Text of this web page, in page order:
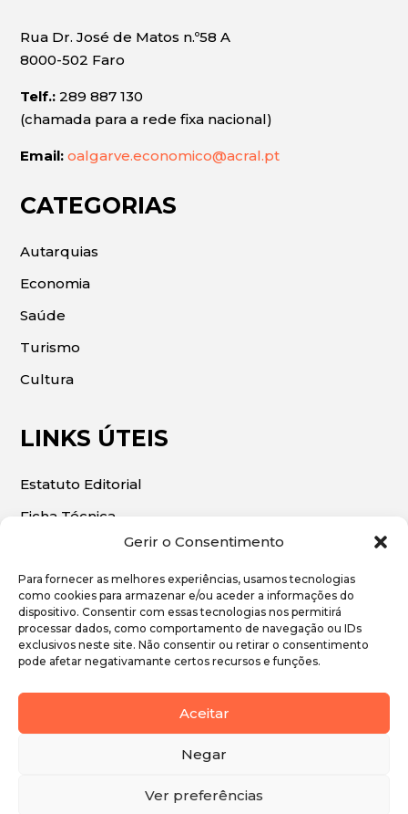
Gerir o Consentimento
Para fornecer as melhores experiências, usamos tecnologias
como cookies para armazenar e/ou aceder a informações do
dispositivo. Consentir com essas tecnologias nos permitirá
processar dados, como comportamento de navegação ou IDs
exclusivos neste site. Não consentir ou retirar o consentimento
pode afetar negativamante certos recursos e funções.
Aceitar
Negar
Ver preferências
Rua Dr. José de Matos n.º58 A
8000-502 Faro
Telf.: 289 887 130
(chamada para a rede fixa nacional)
Email: oalgarve.economico@acral.pt
CATEGORIAS
Autarquias
Economia
Saúde
Turismo
Cultura
LINKS ÚTEIS
Estatuto Editorial
Ficha Técnica
© 2026 | O Algarve Económico. Todos os direitos
reservados.